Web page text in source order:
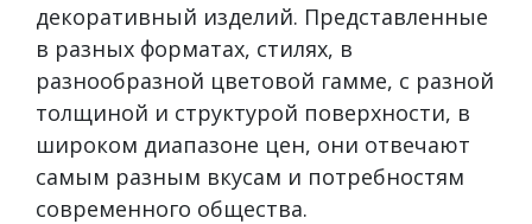
декоративный изделий. Представленные
в разных форматах, стилях, в
разнообразной цветовой гамме, с разной
толщиной и структурой поверхности, в
широком диапазоне цен, они отвечают
самым разным вкусам и потребностям
современного общества.